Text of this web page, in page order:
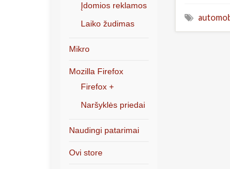
Įdomios reklamos
Laiko žudimas
Mikro
Mozilla Firefox
Firefox +
Naršyklės priedai
Naudingi patarimai
Ovi store